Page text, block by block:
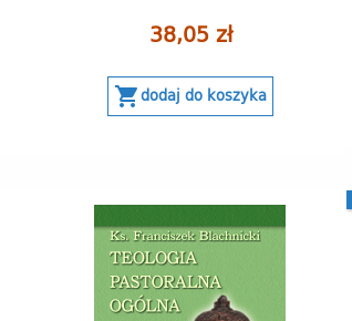
38,05 zł
shopping_cartdodaj do koszyka